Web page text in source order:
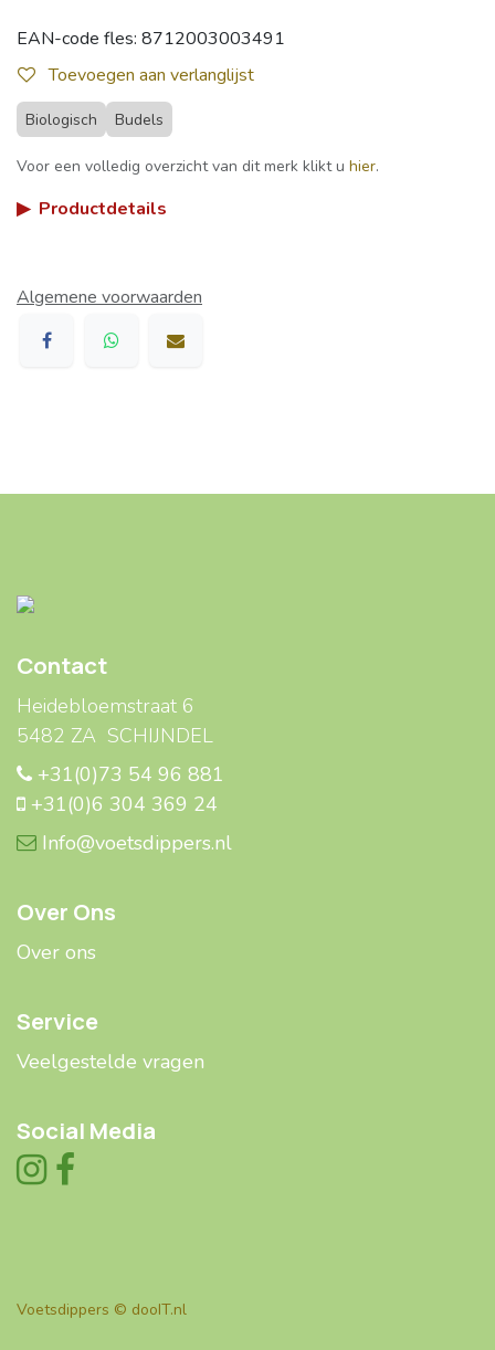
EAN-code fles: 8712003003491
Toevoegen aan verlanglijst
Biologisch Budels
Voor een volledig overzicht van dit merk klikt u hier.
▶ Productdetails
Algemene voorwaarden
Contact
Heidebloemstraat 6
5482 ZA SCHIJNDEL
+31(0)73 54 96 881
+31(0)6 304 369 24
Info@voetsdippers.nl
Over Ons
Over ons
Service
Veelgestelde ​​vragen
Social Media
Voetsdippers © dooIT.nl